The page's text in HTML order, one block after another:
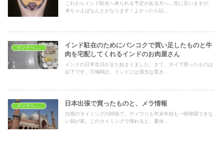
これからインド駐在へ来られる予定がある方へ…先に言いますが、
来ちゃえばなんとかなります！よかったら以...
インドへ駐在する際の準備
インド駐在のためにバンコクで買い足したものと牛
肉を宅配してくれるインドのお肉屋さん
インドの日常生活がまた始まりました。さて、タイで買ったものは
以下です。①鳩時計。インドには適当な置き...
日本出張で買ったものと、メラ情報
任期のタイミングの関係で、ディワリも年末年始も一時帰国できな
い我が家。このタイミングで帰れると、夏休...